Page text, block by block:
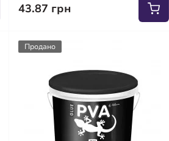
43.87 грн
Продано